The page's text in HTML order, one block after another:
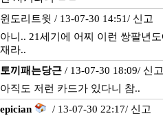
윈도리트윗 / 13-07-30 14:51/ 신고
아니.. 21세기에 어찌 이런 쌍팔년
재라..
토끼패는당근 / 13-07-30 18:09/ 신고
아직도 저런 카드가 있다니 참..
epician
/ 13-07-30 22:17/ 신고